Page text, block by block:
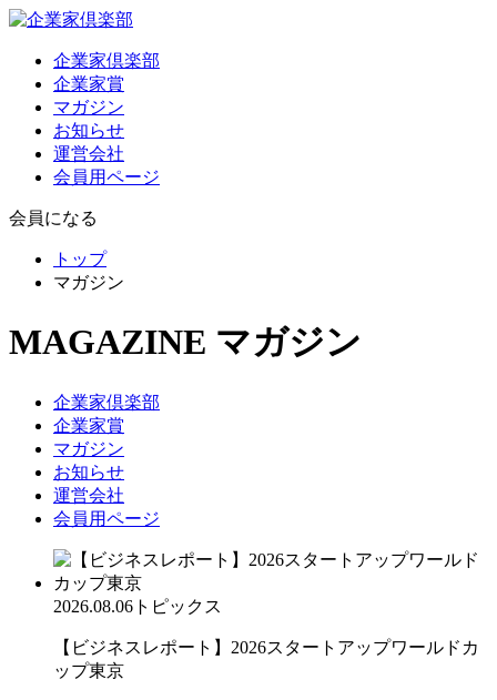
企業家倶楽部
企業家賞
マガジン
お知らせ
運営会社
会員用ページ
会員になる
トップ
マガジン
MAGAZINE マガジン
企業家倶楽部
企業家賞
マガジン
お知らせ
運営会社
会員用ページ
2026.08.06 トピックス
【ビジネスレポート】2026スタートアップワールドカ
ップ東京